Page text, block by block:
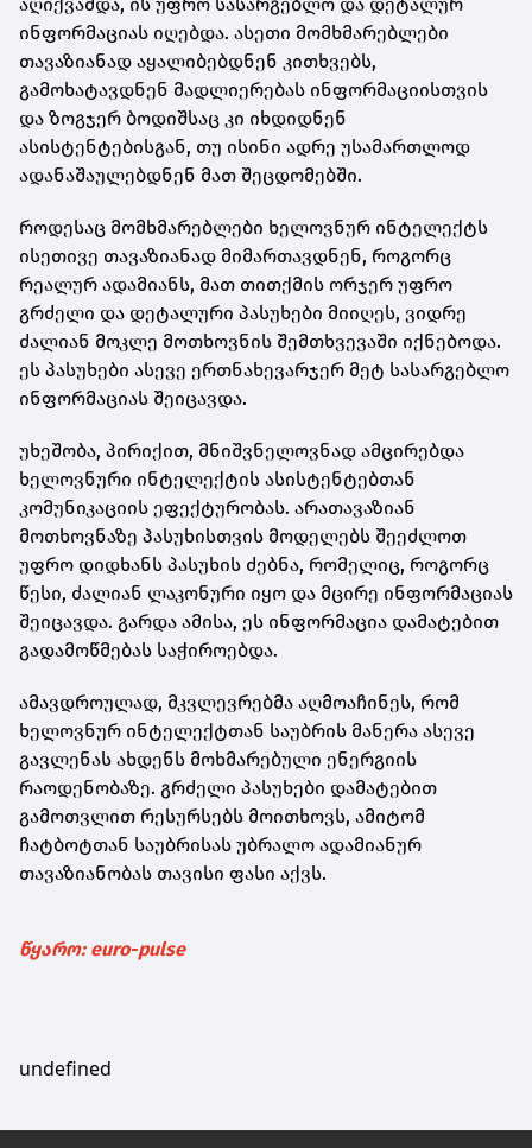
ინფორმაციას იღებდა. ასეთი მომხმარებლები
თავაზიანად აყალიბებდნენ კითხვებს,
გამოხატავდნენ მადლიერებას ინფორმაციისთვის
და ზოგჯერ ბოდიშსაც კი იხდიდნენ
ასისტენტებისგან, თუ ისინი ადრე უსამართლოდ
ადანაშაულებდნენ მათ შეცდომებში.
როდესაც მომხმარებლები ხელოვნურ ინტელექტს
ისეთივე თავაზიანად მიმართავდნენ, როგორც
რეალურ ადამიანს, მათ თითქმის ორჯერ უფრო
გრძელი და დეტალური პასუხები მიიღეს, ვიდრე
ძალიან მოკლე მოთხოვნის შემთხვევაში იქნებოდა.
ეს პასუხები ასევე ერთნახევარჯერ მეტ სასარგებლო
ინფორმაციას შეიცავდა.
უხეშობა, პირიქით, მნიშვნელოვნად ამცირებდა
ხელოვნური ინტელექტის ასისტენტებთან
კომუნიკაციის ეფექტურობას. არათავაზიან
მოთხოვნაზე პასუხისთვის მოდელებს შეეძლოთ
უფრო დიდხანს პასუხის ძებნა, რომელიც, როგორც
წესი, ძალიან ლაკონური იყო და მცირე ინფორმაციას
შეიცავდა. გარდა ამისა, ეს ინფორმაცია დამატებით
გადამოწმებას საჭიროებდა.
ამავდროულად, მკვლევრებმა აღმოაჩინეს, რომ
ხელოვნურ ინტელექტთან საუბრის მანერა ასევე
გავლენას ახდენს მოხმარებული ენერგიის
რაოდენობაზე. გრძელი პასუხები დამატებით
გამოთვლით რესურსებს მოითხოვს, ამიტომ
ჩატბოტთან საუბრისას უბრალო ადამიანურ
თავაზიანობას თავისი ფასი აქვს.
წყარო: euro-pulse
undefined